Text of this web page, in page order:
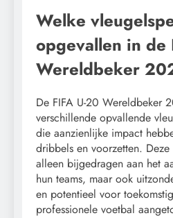
Welke
opgevallen in de
Wereldbeker
De FIFA U-20 Wereldbeker
verschillende opvallende
die aanzienlijke impact
dribbels en voorzetten.
alleen bijgedragen aan het
hun teams, maar ook
en potentieel voor
professionele voetbal